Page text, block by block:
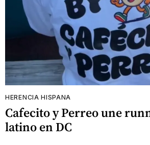
HERENCIA HISPANA
Cafecito y Perreo une
latino en DC